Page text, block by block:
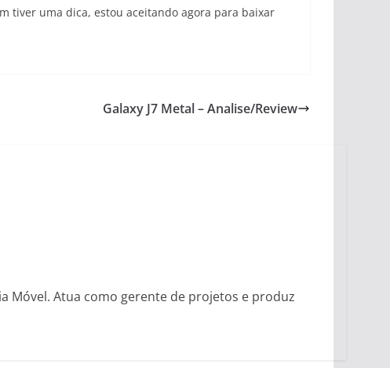
tiver uma dica, estou aceitando agora para baixar
Galaxy J7 Metal – Analise/Review
Móvel. Atua como gerente de projetos e produz